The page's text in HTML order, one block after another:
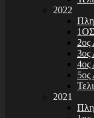
2022
2ος
3ος
4ος
5ος
2021